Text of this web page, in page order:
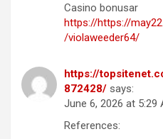
Casino bonusar
https://https://
/violaweeder64/
https://
872428/ says:
June 6, 2026 at 5:29
References: